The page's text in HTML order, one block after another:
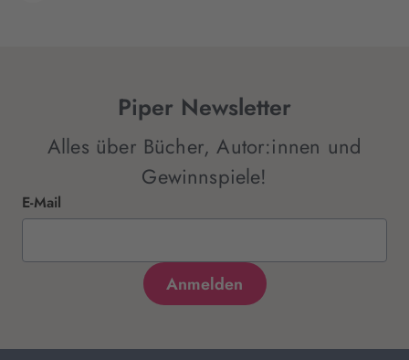
Piper Newsletter
Alles über Bücher, Autor:innen und
Gewinnspiele!
E-Mail